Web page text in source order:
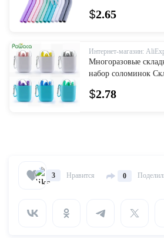
соломинки с
унций тумблер бар
$2.65
Интернет-магазин:
Многоразовые
набор соломинок
Портативный
переносной чехол и
$2.78
3 Нравится 0